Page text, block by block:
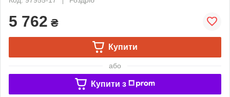
5 762 ₴
Купити
або
Купити з